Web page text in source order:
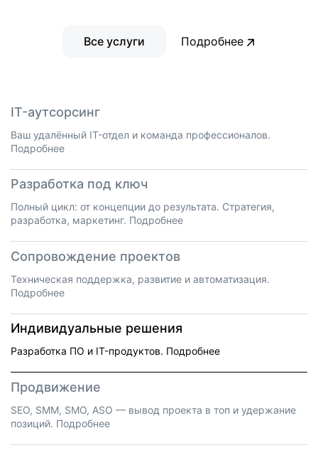
Все услуги Подробнее
IT-аутсорсинг
Ваш удалённый IT-отдел и команда профессионалов.
Подробнее
Разработка под ключ
Полный цикл: от концепции до результата. Стратегия,
разработка, маркетинг. Подробнее
Сопровождение проектов
Техническая поддержка, развитие и автоматизация.
Подробнее
Индивидуальные решения
Разработка ПО и IT-продуктов. Подробнее
Продвижение
SEO, SMM, SMO, ASO — вывод проекта в топ и удержание
позиций. Подробнее